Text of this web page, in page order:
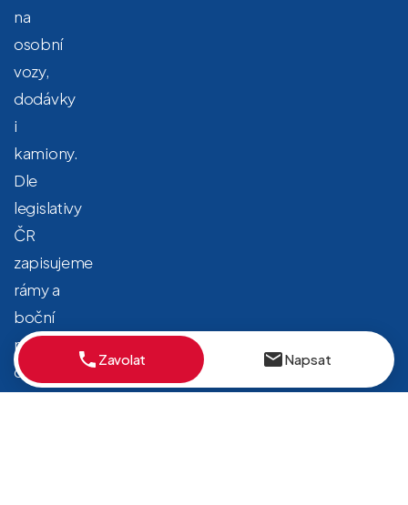
na
osobní
vozy,
dodávky
i
kamiony.
Dle
legislativy
ČR
zapisujeme
rámy a
boční
nášlapy
do TP
na základě
Zavolat Napsat